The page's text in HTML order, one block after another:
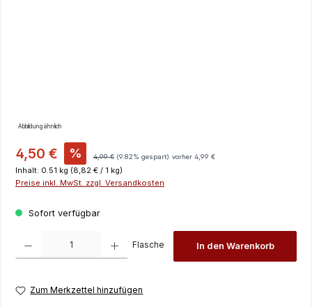
Abbildung ähnlich
Verkaufspreis:
4,50 € % Regulärer Preis:
4,99 € (9.82% gespart) vorher 4,99 €
Inhalt: 0.51 kg (8,82 € / 1 kg)
Preise inkl. MwSt. zzgl. Versandkosten
Sofort verfügbar
Flasche In den Warenkorb
Zum Merkzettel hinzufügen